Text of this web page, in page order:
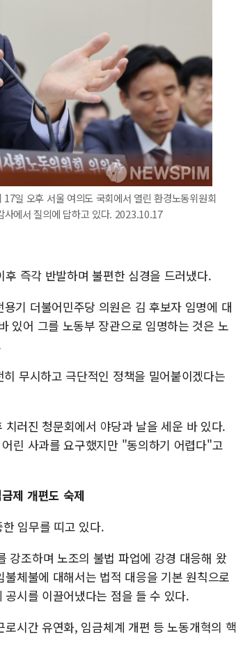
일 오후 서울 여의도 국회에서 열린 환경노동위원회
사에서 질의에 답하고 있다. 2023.10.17
즉각 반발하며 불편한 심경을 드러냈다.
기 더불어민주당 의원은 김 후보자 임명에 대
있어 그를 노동부 장관으로 임명하는 것은 노
무시하고 극단적인 정책을 밀어붙이겠다는
러진 청문회에서 야당과 날을 세운 바 있다.
린 사과를 요구했지만 "동의하기 어렵다"고
제 개편도 숙제
임무를 띠고 있다.
강조하며 노조의 불법 파업에 강경 대응해 왔
체불에 대해서는 법적 대응을 기본 원칙으로
시를 이끌어냈다는 점을 들 수 있다.
시간 유연화, 임금체계 개편 등 노동개혁의 핵